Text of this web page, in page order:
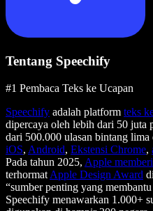
Tentang Speechify
#1 Pembaca Teks ke Ucapan
Speechify adalah platform teks
dipercaya oleh lebih dari 50 juta
dari 500.000 ulasan bintang
iOS, Android, Ekstensi Chrome,
Pada tahun 2025, Apple
terhormat Apple Design Award di
“sumber penting yang
Speechify menawarkan 1.000+